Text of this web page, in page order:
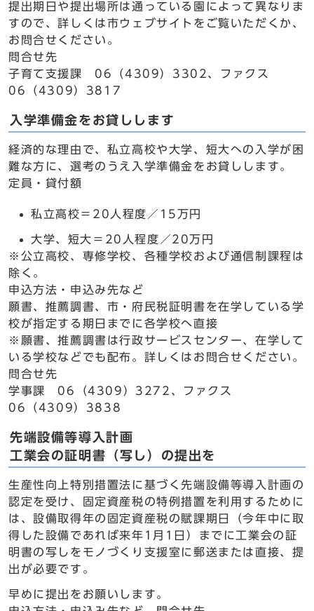
提出期日や提出場所は通っている園によって異なりま
すので、詳しくは市ウェブサイトをご覧いただくか、
お問合せください。
問合せ先
子育て支援課 06（4309）3302、ファクス
06（4309）3817
入学準備金をお貸しします
経済的な理由で、私立高校や大学、短大への入学が困
難な方に、選考のうえ入学準備金をお貸しします。
定員・貸付額
私立高校＝20人程度／15万円
大学、短大＝20人程度／20万円
※公立高校、専修学校、各種学校および通信制課程は
除く。
申込方法・申込み先など
願書、推薦調書、市・府民税証明書を在学している学
校が指定する期日までに各学校へ直接
※願書、推薦調書は行政サービスセンター、在学して
いる学校などでも配布。詳しくはお問合せください。
問合せ先
学事課 06（4309）3272、ファクス
06（4309）3838
先端設備等導入計画
工業会の証明書（写し）の提出を
生産性向上特別措置法に基づく先端設備等導入計画の
認定を受け、固定資産税の特例措置を利用するために
は、設備取得年の固定資産税の賦課期日（今年中に取
得した設備であれば来年1月1日）までに工業会の証
明書の写しをモノづくり支援室に郵送または直接、提
出が必要です。
早めに提出をお願いします。